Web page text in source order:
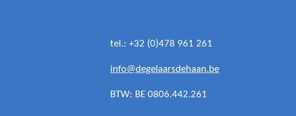
tel.: +32 (0)478 961 261
info@degelaarsdehaan.be
BTW: BE 0806.442.261